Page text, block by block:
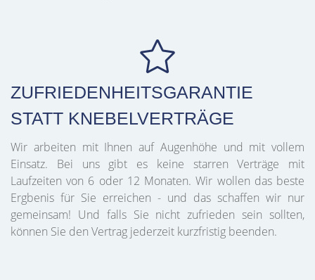
ZUFRIEDENHEITSGARANTIE
STATT KNEBELVERTRÄGE
Wir arbeiten mit Ihnen auf Augenhöhe und mit vollem
Einsatz. Bei uns gibt es keine starren Verträge mit
Laufzeiten von 6 oder 12 Monaten. Wir wollen das beste
Ergbenis für Sie erreichen - und das schaffen wir nur
gemeinsam! Und falls Sie nicht zufrieden sein sollten,
können Sie den Vertrag jederzeit kurzfristig beenden.